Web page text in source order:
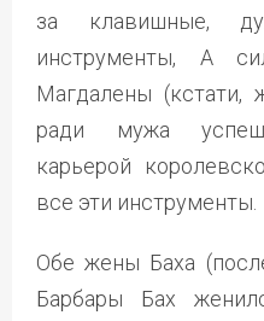
за клавишные,
инструменты, А
Магдалены (кстати,
ради мужа
карьерой
все эти инструменты.
Обе жены Баха
Барбары Бах